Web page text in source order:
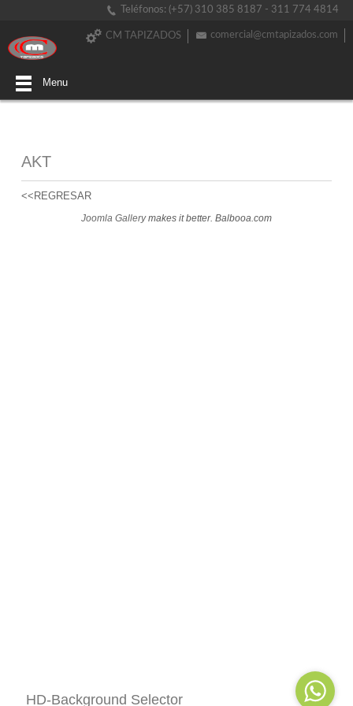
Teléfonos: (+57) 310 385 8187 - 311 774 4814
comercial@cmtapizados.com
CM TAPIZADOS
Menu
AKT
<<REGRESAR
Joomla Gallerymakes it better. Balbooa.com
HD-Background Selector